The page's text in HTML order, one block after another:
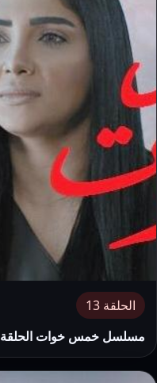
الحلقة 13
مسلسل خمس خوات الحلقة 13 الثالثة عشر HD